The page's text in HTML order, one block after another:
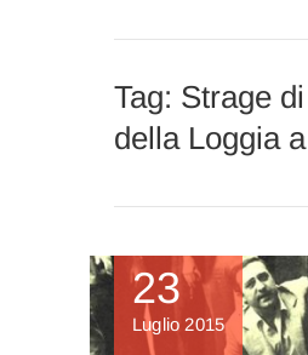
Tag: Strage
della Loggia
23
Luglio 2015